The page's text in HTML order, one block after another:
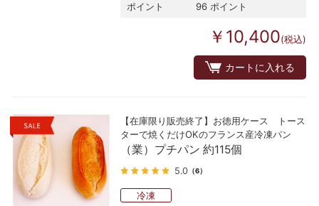
ポイント
96 ポイント
￥10,400(税込)
カートに入れる
【在庫限り販売終了】お徳用ケース トース
ターで焼くだけOKのフランス産冷凍パン
（業）プチパン 約115個
5.0 （6）
冷凍